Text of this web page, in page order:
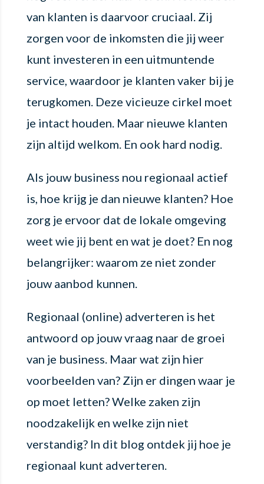
van klanten is daarvoor cruciaal. Zij
zorgen voor de inkomsten die jij weer
kunt investeren in een uitmuntende
service, waardoor je klanten vaker bij je
terugkomen. Deze vicieuze cirkel moet
je intact houden. Maar nieuwe klanten
zijn altijd welkom. En ook hard nodig.
Als jouw business nou regionaal actief
is, hoe krijg je dan nieuwe klanten? Hoe
zorg je ervoor dat de lokale omgeving
weet wie jij bent en wat je doet? En nog
belangrijker: waarom ze niet zonder
jouw aanbod kunnen.
Regionaal (online) adverteren is het
antwoord op jouw vraag naar de groei
van je business. Maar wat zijn hier
voorbeelden van? Zijn er dingen waar je
op moet letten? Welke zaken zijn
noodzakelijk en welke zijn niet
verstandig? In dit blog ontdek jij hoe je
regionaal kunt adverteren.